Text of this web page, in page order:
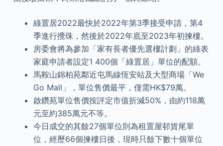
綠置居2022最快於2022年第3季接受申請，第4
季進行攪珠，然後於2022年底至2023年初揀樓。
房委會將為參加「家有長者優先選樓計劃」的綠表
家庭申請者設定1 400個「綠置居」單位的配額。
馬鞍山錦柏苑鄰近屯馬線恆安站及大型商場「We
Go Mall」，單位售價最平，僅需HK$79萬。
啟鑽苑單位售價按評定市值折減50%，由約118萬
元至約385萬元不等。
今日成交的其餘27個單位則為租置屋邨貨尾單
位，經歷66個揀樓日後，現時只餘下數十個單位